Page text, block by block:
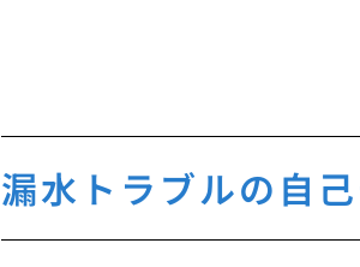
漏水トラブルの自